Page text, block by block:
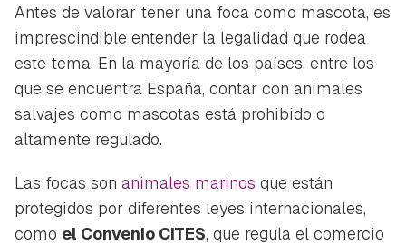
Antes de valorar tener una foca como mascota, es
imprescindible entender la legalidad que rodea
este tema. En la mayoría de los países, entre los
que se encuentra España, contar con animales
salvajes como mascotas está prohibido o
altamente regulado.
Las focas son animales marinos que están
protegidos por diferentes leyes internacionales,
como el Convenio CITES, que regula el comercio